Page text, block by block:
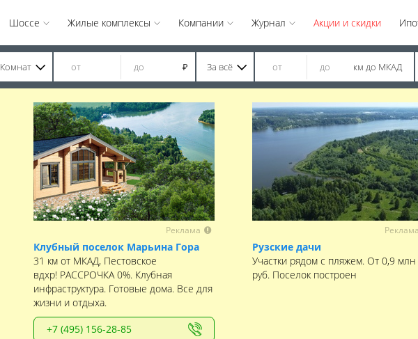
Шоссе Жилые комплексы Компании Журнал Акции и скидки
Комнат ₽ За всё км до МКАД
Реклама
Клубный поселок Марьина Гора
31 км от МКАД, Пестовское
вдхр! РАССРОЧКА 0%. Клубная
инфраструктура. Готовые дома. Все для
жизни и отдыха.
+7 (495) 156-28-85
Реклама
Рузские дачи
Участки рядом с пляжем. От 0,9 млн
руб. Поселок построен